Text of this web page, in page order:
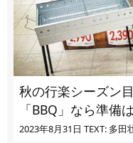
秋の行楽シーズン
「BBQ」なら準備
2023年8月31日 TEXT: 多田